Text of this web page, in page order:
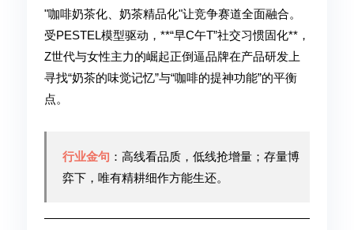
"咖啡奶茶化、奶茶精品化"让竞争赛道全面融合。
受PESTEL模型驱动，**“早C午T”社交习惯固化**，
Z世代与女性主力的崛起正倒逼品牌在产品研发上
寻找“奶茶的味觉记忆”与“咖啡的提神功能”的平衡
点。
行业金句 ：高线看品质，低线抢增量；存量博
弈下，唯有精耕细作方能生还。